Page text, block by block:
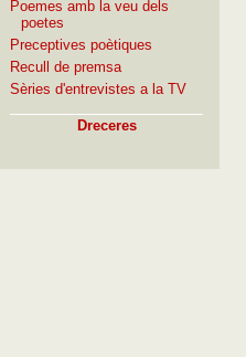
Poemes amb la veu dels
poetes
Preceptives poètiques
Recull de premsa
Sèries d'entrevistes a la TV
Dreceres